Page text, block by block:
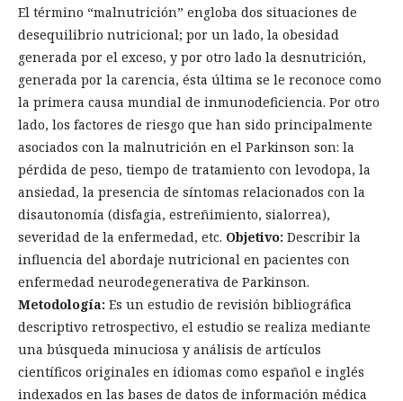
El término “malnutrición” engloba dos situaciones de
desequilibrio nutricional; por un lado, la obesidad
generada por el exceso, y por otro lado la desnutrición,
generada por la carencia, ésta última se le reconoce como
la primera causa mundial de inmunodeficiencia. Por otro
lado, los factores de riesgo que han sido principalmente
asociados con la malnutrición en el Parkinson son: la
pérdida de peso, tiempo de tratamiento con levodopa, la
ansiedad, la presencia de síntomas relacionados con la
disautonomía (disfagia, estreñimiento, sialorrea),
severidad de la enfermedad, etc. Objetivo: Describir la
influencia del abordaje nutricional en pacientes con
enfermedad neurodegenerativa de Parkinson.
Metodología: Es un estudio de revisión bibliográfica
descriptivo retrospectivo, el estudio se realiza mediante
una búsqueda minuciosa y análisis de artículos
científicos originales en idiomas como español e inglés
indexados en las bases de datos de información médica